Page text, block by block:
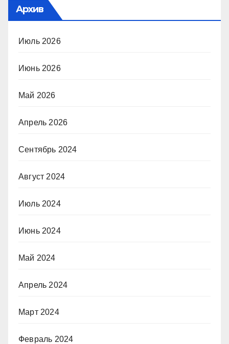
Архив
Июль 2026
Июнь 2026
Май 2026
Апрель 2026
Сентябрь 2024
Август 2024
Июль 2024
Июнь 2024
Май 2024
Апрель 2024
Март 2024
Февраль 2024